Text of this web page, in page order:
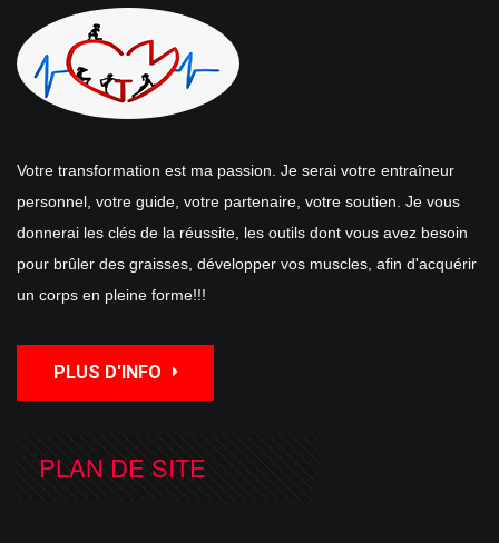
Votre transformation est ma passion. Je serai votre entraîneur
personnel, votre guide, votre partenaire, votre soutien. Je vous
donnerai les clés de la réussite, les outils dont vous avez besoin
pour brûler des graisses, développer vos muscles, afin d'acquérir
un corps en pleine forme!!!
PLUS D'INFO
PLAN DE SITE